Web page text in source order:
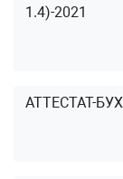
1.4)-2021
АТТЕСТАТ-